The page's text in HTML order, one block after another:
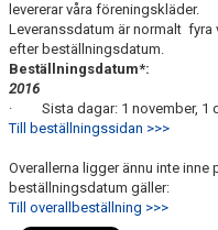
levererar våra föreningskläder.
Leveranssdatum är normalt fyra
efter beställningsdatum.
Beställningsdatum*:
2016
· Sista dagar: 1 november, 1
Till beställningssidan >>>
Overallerna ligger ännu inte
beställningsdatum gäller:
Till overallbeställning >>>